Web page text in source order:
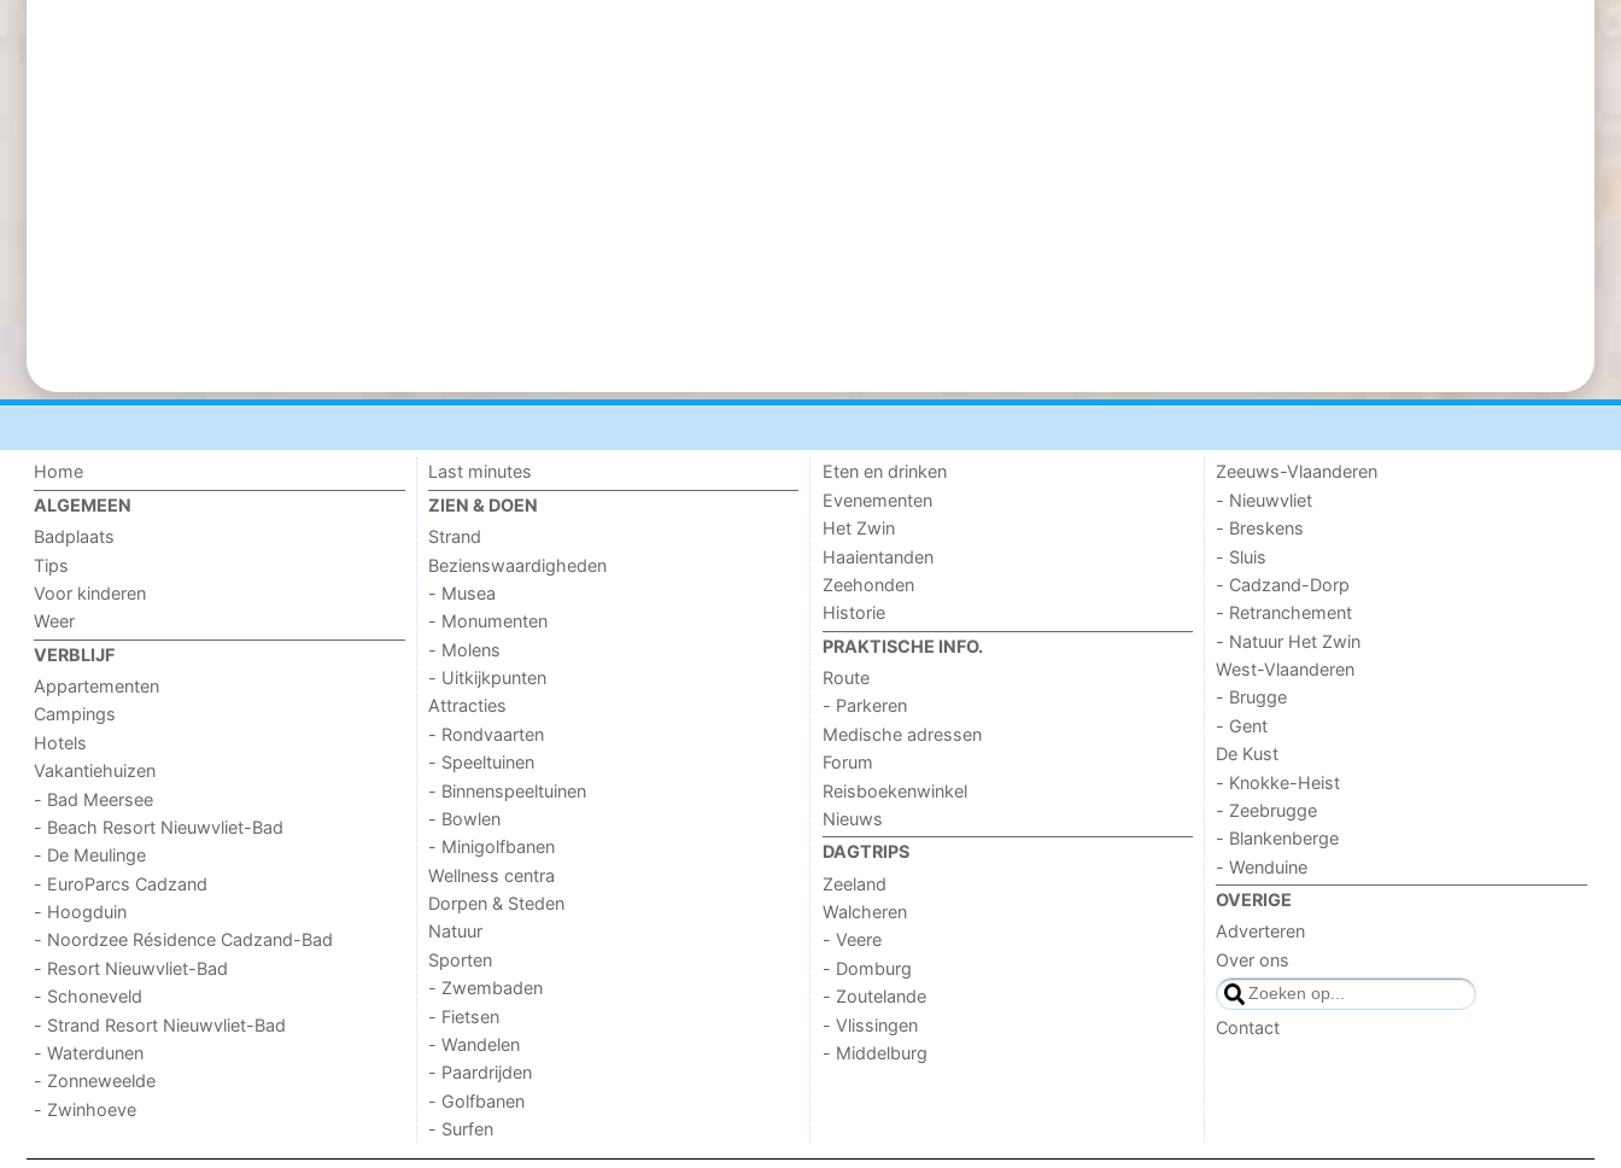
Home
ALGEMEEN
Badplaats
Tips
Voor kinderen
Weer
VERBLIJF
Appartementen
Campings
Hotels
Vakantiehuizen
- Bad Meersee
- Beach Resort Nieuwvliet-Bad
- De Meulinge
- EuroParcs Cadzand
- Hoogduin
- Noordzee Résidence Cadzand-Bad
- Resort Nieuwvliet-Bad
- Schoneveld
- Strand Resort Nieuwvliet-Bad
- Waterdunen
- Zonneweelde
- Zwinhoeve
Last minutes
ZIEN & DOEN
Strand
Bezienswaardigheden
- Musea
- Monumenten
- Molens
- Uitkijkpunten
Attracties
- Rondvaarten
- Speeltuinen
- Binnenspeeltuinen
- Bowlen
- Minigolfbanen
Wellness centra
Dorpen & Steden
Natuur
Sporten
- Zwembaden
- Fietsen
- Wandelen
- Paardrijden
- Golfbanen
- Surfen
Eten en drinken
Evenementen
Het Zwin
Haaientanden
Zeehonden
Historie
PRAKTISCHE INFO.
Route
- Parkeren
Medische adressen
Forum
Reisboekenwinkel
Nieuws
DAGTRIPS
Zeeland
Walcheren
- Veere
- Domburg
- Zoutelande
- Vlissingen
- Middelburg
Zeeuws-Vlaanderen
- Nieuwvliet
- Breskens
- Sluis
- Cadzand-Dorp
- Retranchement
- Natuur Het Zwin
West-Vlaanderen
- Brugge
- Gent
De Kust
- Knokke-Heist
- Zeebrugge
- Blankenberge
- Wenduine
OVERIGE
Adverteren
Over ons
Contact